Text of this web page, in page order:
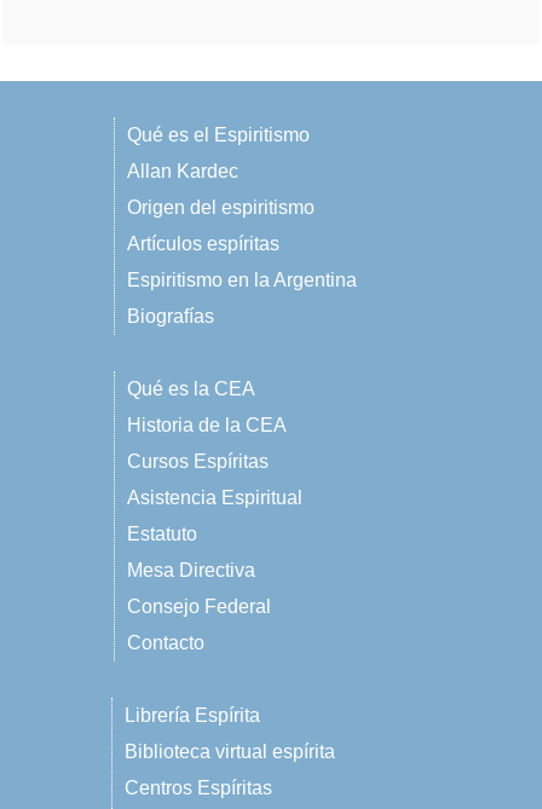
Qué es el Espiritismo
Allan Kardec
Origen del espiritismo
Artículos espíritas
Espiritismo en la Argentina
Biografías
Qué es la CEA
Historia de la CEA
Cursos Espíritas
Asistencia Espiritual
Estatuto
Mesa Directiva
Consejo Federal
Contacto
Librería Espírita
Biblioteca virtual espírita
Centros Espíritas